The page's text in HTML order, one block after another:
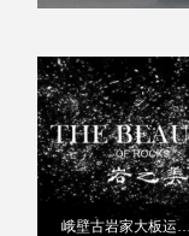
（山之源）
峨壁古岩家大板运用